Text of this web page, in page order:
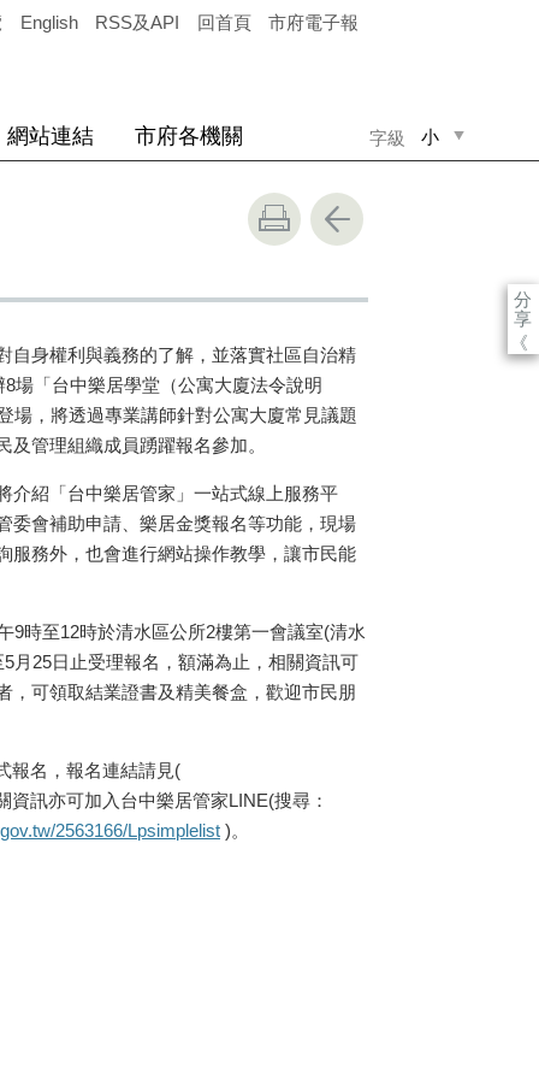
English RSS及API 回首頁 市府電子報
字級 小
網站連結 市府各機關
分
享
《
自身權利與義務的了解，並落實社區自治精
場「台中樂居學堂（公寓大廈法令說明
場，將透過專業講師針對公寓大廈常見議題
管理組織成員踴躍報名參加。
介紹「台中樂居管家」一站式線上服務平
委會補助申請、樂居金獎報名等功能，現場
服務外，也會進行網站操作教學，讓市民能
9時至12時於清水區公所2樓第一會議室(清水
月25日止受理報名，額滿為止，相關資訊可
，可領取結業證書及精美餐盒，歡迎市民朋
報名，報名連結請見(
資訊亦可加入台中樂居管家LINE(搜尋：
2563166/Lpsimplelist )。